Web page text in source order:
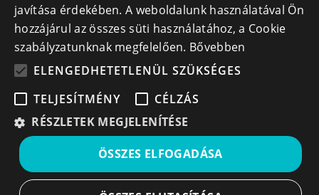
Kapcsolat
Lépj kapcsolatba velünk
info@cegek.ro
javítása érdekében. A weboldalunk használatával Ön
hozzájárul az összes süti használatához, a Cookie
szabályzatunknak megfelelően. Bővebben
ELENGEDHETETLENÜL SZÜKSÉGES
TELJESÍTMÉNY
CÉLZÁS
RÉSZLETEK MEGJELENÍTÉSE
ÖSSZES ELFOGADÁSA